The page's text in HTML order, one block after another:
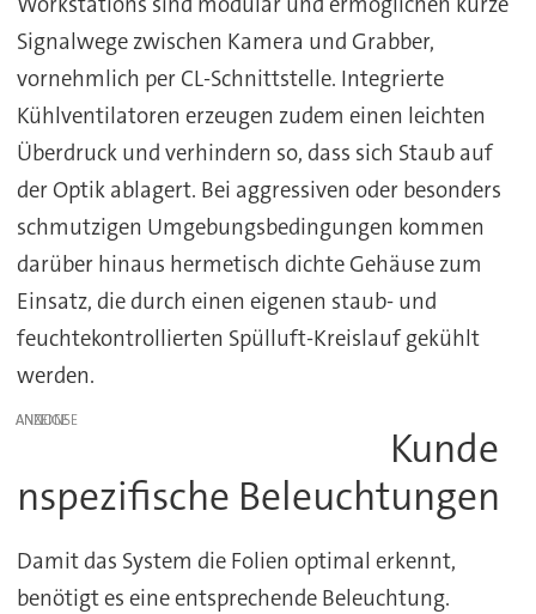
Signalwege zwischen Kamera und Grabber,
vornehmlich per CL-Schnittstelle. Integrierte
Kühlventilatoren erzeugen zudem einen leichten
Überdruck und verhindern so, dass sich Staub auf
der Optik ablagert. Bei aggressiven oder besonders
schmutzigen Umgebungsbedingungen kommen
darüber hinaus hermetisch dichte Gehäuse zum
Einsatz, die durch einen eigenen staub- und
feuchtekontrollierten Spülluft-Kreislauf gekühlt
werden.
ANZEIGE
Kunde
nspezifische Beleuchtungen
Damit das System die Folien optimal erkennt,
benötigt es eine entsprechende Beleuchtung.